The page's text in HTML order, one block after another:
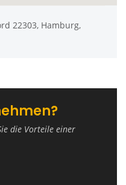
22303, Hamburg,
die Vorteile einer